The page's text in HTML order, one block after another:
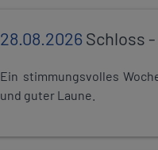
28.08.2026Schloss
Ein stimmungsvolles
und guter Laune.